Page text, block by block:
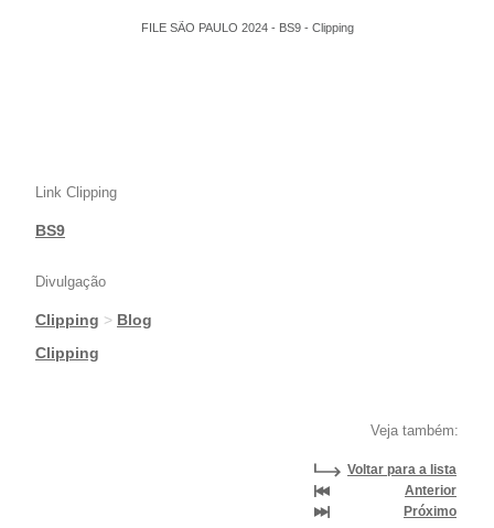
FILE SÃO PAULO 2024 - BS9 - Clipping
Link Clipping
BS9
Divulgação
Clipping > Blog
|Clipping
Veja também:
Voltar para a lista
Anterior
Próximo